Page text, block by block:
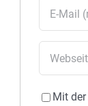
Mit